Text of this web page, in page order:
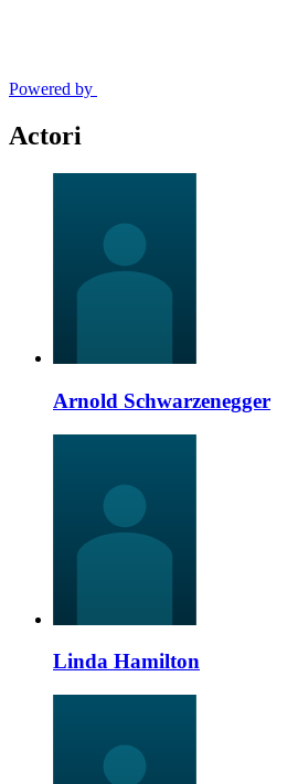
Powered by
Actori
Arnold Schwarzenegger
Linda Hamilton